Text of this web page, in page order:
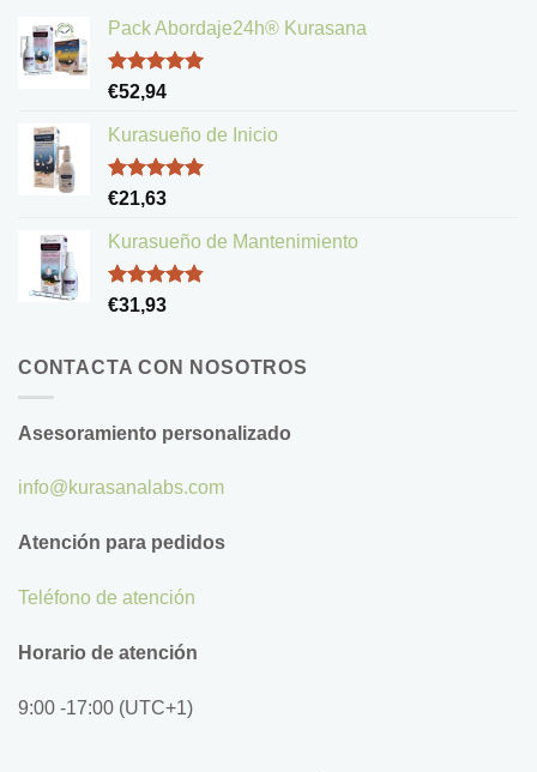
Pack Abordaje24h® Kurasana
Valorado
de 5
€52,94
Kurasueño de Inicio
Valorado
de 5
€21,63
Kurasueño de Mantenimiento
Valorado
€31,93
CONTACTA CON NOSOTROS
Asesoramiento personalizado
info@kurasanalabs.com
Atención para pedidos
Teléfono de atención
Horario de atención
9:00 -17:00 (UTC+1)